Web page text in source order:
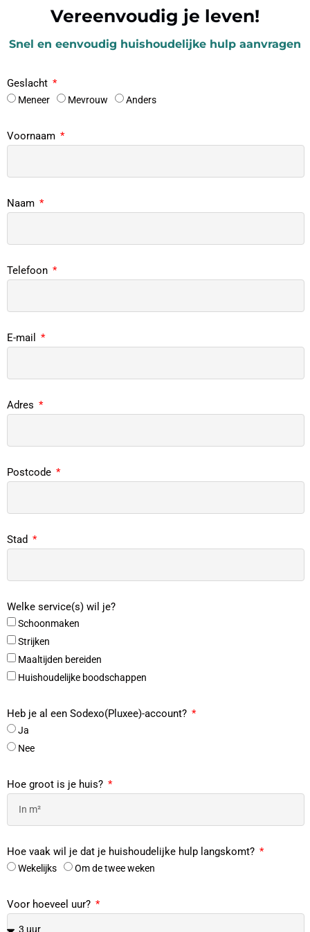
Vereenvoudig je leven!
Snel en eenvoudig huishoudelijke hulp aanvragen
Geslacht
Meneer Mevrouw Anders
Voornaam
Naam
Telefoon
E-mail
Adres
Postcode
Stad
Welke service(s) wil je?
Schoonmaken
Strijken
Maaltijden bereiden
Huishoudelijke boodschappen
Heb je al een Sodexo(Pluxee)-account?
Ja
Nee
Hoe groot is je huis?
Hoe vaak wil je dat je huishoudelijke hulp langskomt?
Wekelijks Om de twee weken
Voor hoeveel uur?